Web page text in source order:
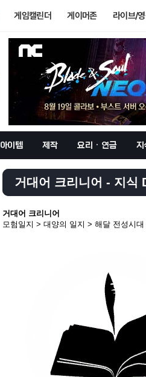
게임캘린더 게이머존 라이브/
아이템 제작 요리 · 연금 지
거대어 크리니어 - 지식
거대어 크리니어
모험일지 > 대양의 일지 > 해달 전성시대